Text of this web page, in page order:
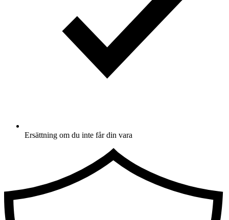
Ersättning om du inte får din vara